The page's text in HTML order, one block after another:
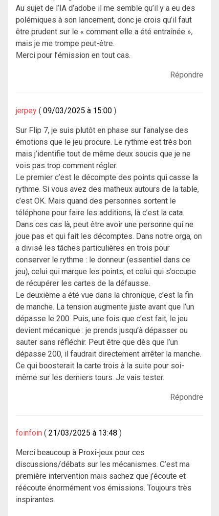
Au sujet de l’IA d’adobe il me semble qu’il y a eu des
polémiques à son lancement, donc je crois qu’il faut
être prudent sur le « comment elle a été entraînée »,
mais je me trompe peut-être.
Merci pour l’émission en tout cas.
Répondre
jerpey 09/03/2025 à 15:00
Sur Flip 7, je suis plutôt en phase sur l’analyse des
émotions que le jeu procure. Le rythme est très bon
mais j’identifie tout de même deux soucis que je ne
vois pas trop comment régler.
Le premier c’est le décompte des points qui casse la
rythme. Si vous avez des matheux autours de la table,
c’est OK. Mais quand des personnes sortent le
téléphone pour faire les additions, là c’est la cata.
Dans ces cas là, peut être avoir une personne qui ne
joue pas et qui fait les décomptes. Dans notre orga, on
a divisé les tâches particulières en trois pour
conserver le rythme : le donneur (essentiel dans ce
jeu), celui qui marque les points, et celui qui s’occupe
de récupérer les cartes de la défausse.
Le deuxième a été vue dans la chronique, c’est la fin
de manche. La tension augmente juste avant que l’un
dépasse le 200. Puis, une fois que c’est fait, le jeu
devient mécanique : je prends jusqu’à dépasser ou
sauter sans réfléchir. Peut être que dès que l’un
dépasse 200, il faudrait directement arrêter la manche.
Ce qui boosterait la carte trois à la suite pour soi-
même sur les derniers tours. Je vais tester.
Répondre
foinfoin 21/03/2025 à 13:48
Merci beaucoup à Proxi-jeux pour ces
discussions/débats sur les mécanismes. C’est ma
première intervention mais sachez que j’écoute et
réécoute énormément vos émissions. Toujours très
inspirantes.